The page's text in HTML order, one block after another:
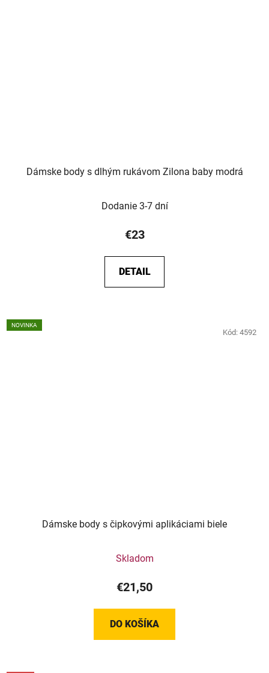
Dámske body s dlhým rukávom Zilona baby modrá
Dodanie 3-7 dní
€23
DETAIL
NOVINKA
Dámske body s čipkovými aplikáciami biele
Skladom
€21,50
DO KOŠÍKA
Kód: 4592